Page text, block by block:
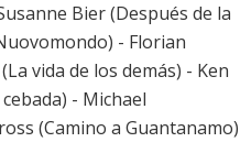
Bier (Después de la
) - Florian
La vida de los demás) - Ken
) - Michael
(Camino a Guantanamo)